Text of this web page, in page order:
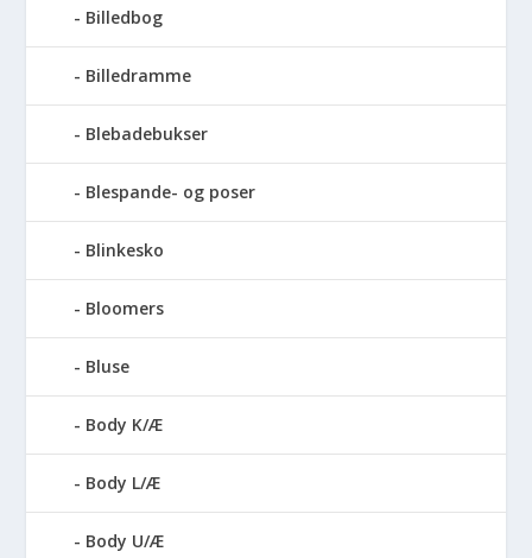
Billedbog
Billedramme
Blebadebukser
Blespande- og poser
Blinkesko
Bloomers
Bluse
Body K/Æ
Body L/Æ
Body U/Æ